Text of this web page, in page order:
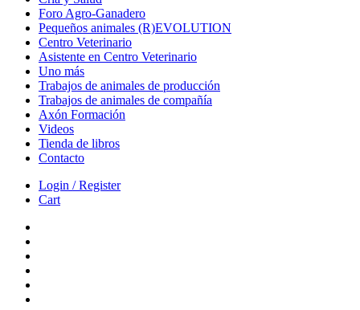
Foro Agro-Ganadero
Pequeños animales (R)EVOLUTION
Centro Veterinario
Asistente en Centro Veterinario
Uno más
Trabajos de animales de producción
Trabajos de animales de compañía
Axón Formación
Videos
Tienda de libros
Contacto
Login / Register
Cart